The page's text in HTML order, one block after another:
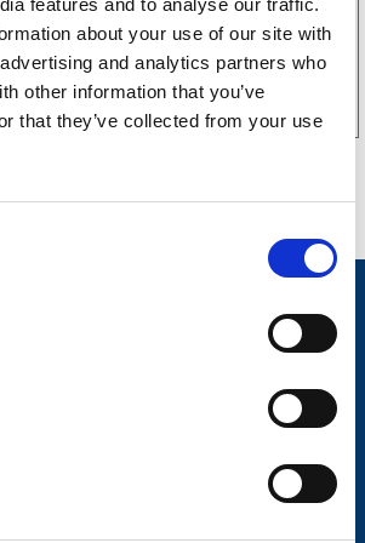
features and to analyse our traffic.
about your use of our site with
and analytics partners who
other information that you’ve
that they’ve collected from your use
Köp online